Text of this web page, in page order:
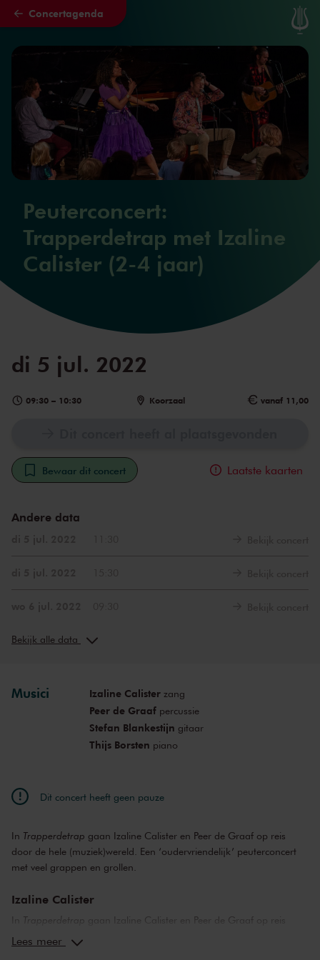
Naar hoofdcontent
Concertagenda
Peuterconcert:
Trapperdetrap met Izaline
Calister (2-4 jaar)
di 5 jul. 2022
09:30 – 10:30 Koorzaal vanaf 11,00
Bewaar dit concert Laatste kaarten
Andere data
Bekijk alle data
Musici Izaline Calisterzang
Peer de Graafpercussie
Stefan Blankestijn gitaar
Thijs Borsten piano
Dit concert heeft geen pauze
In Trapperdetrap gaan Izaline Calister en Peer de Graaf op reis
door de hele (muziek)wereld. Een ‘oudervriendelijk’ peuterconcert
met veel grappen en grollen.
Izaline Calister
Trapperdetrap
gaan Izaline Calister en Peer de Graaf op reis
door de hele (muziek)wereld. Met Stefan Blankestijn op gitaar
Lees meer